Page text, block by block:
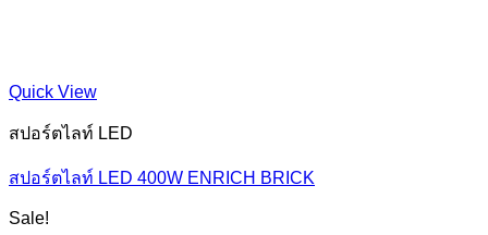
Quick View
สปอร์ตไลท์ LED
สปอร์ตไลท์ LED 400W ENRICH BRICK
Sale!